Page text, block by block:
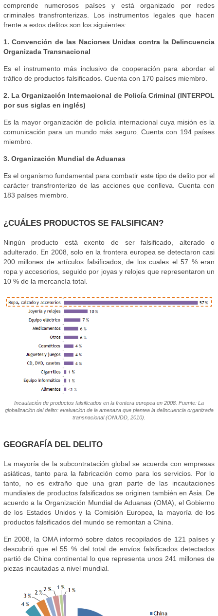
comprende numerosos países y está organizado por redes
criminales transfronterizas. Los instrumentos legales que hacen
frente a estos delitos son los siguientes:
1. Convención de las Naciones Unidas contra la Delincuencia
Organizada Transnacional
Es el instrumento más inclusivo de cooperación para abordar el
tráfico de productos falsificados. Cuenta con 170 países miembro.
2. La Organización Internacional de Policía Criminal (INTERPOL
por sus siglas en inglés)
Es la mayor organización de policía internacional cuya misión es la
comunicación para un mundo más seguro. Cuenta con 194 países
miembro.
3. Organización Mundial de Aduanas
Es el organismo fundamental para combatir este tipo de delito por el
carácter transfronterizo de las acciones que conlleva. Cuenta con
183 países miembro.
¿CUÁLES PRODUCTOS SE FALSIFICAN?
Ningún producto está exento de ser falsificado, alterado o
adulterado. En 2008, solo en la frontera europea se detectaron casi
200 millones de artículos falsificados, de los cuales el 57 % eran
ropa y accesorios, seguido por joyas y relojes que representaron un
10 % de la mercancía total.
Incautación de productos falsificados en la frontera europea en 2008. Fuente: La
globalización del delito: evaluación de la amenaza que plantea la delincuencia organizada
transnacional (ONUDD, 2010).
GEOGRAFÍA DEL DELITO
La mayoría de la subcontratación global se acuerda con empresas
asiáticas, tanto para la fabricación como para los servicios. Por lo
tanto, no es extraño que una gran parte de las incautaciones
mundiales de productos falsificados se originen también en Asia. De
acuerdo a la Organización Mundial de Aduanas (OMA), el Gobierno
de los Estados Unidos y la Comisión Europea, la mayoría de los
productos falsificados del mundo se remontan a China.
En 2008, la OMA informó sobre datos recopilados de 121 países y
descubrió que el 55 % del total de envíos falsificados detectados
partió de China continental lo que representa unos 241 millones de
piezas incautadas a nivel mundial.